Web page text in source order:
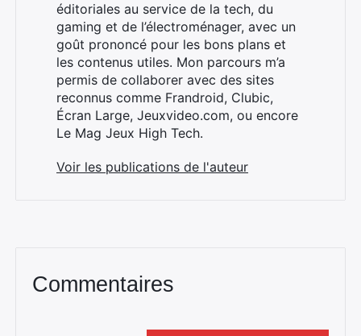
éditoriales au service de la tech, du
gaming et de l’électroménager, avec un
goût prononcé pour les bons plans et
les contenus utiles. Mon parcours m’a
permis de collaborer avec des sites
reconnus comme Frandroid, Clubic,
Écran Large, Jeuxvideo.com, ou encore
Le Mag Jeux High Tech.
Voir les publications de l'auteur
Commentaires